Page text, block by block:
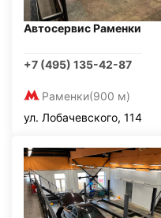
Автосервис Раменки
+7 (495) 135-42-87
Раменки(900 м)
ул. Лобачевского, 114